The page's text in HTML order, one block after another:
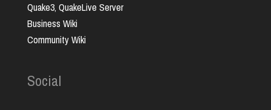
Quake3, QuakeLive Server
Business Wiki
Community Wiki
Social